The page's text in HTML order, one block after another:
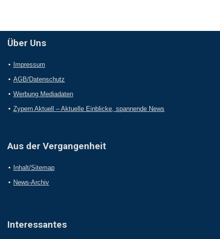
Über Uns
Impressum
AGB/Datenschutz
Werbung Mediadaten
Zypern Aktuell – Aktuelle Einblicke, spannende News
Aus der Vergangenheit
Inhalt/Sitemap
News-Archiv
Interessantes